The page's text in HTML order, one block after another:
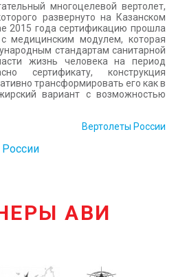
многоцелевой вертолет,
развернуто на Казанском
2015 года сертификацию прошла
медицинским модулем, которая
стандартам санитарной
жизнь человека на период
сертификату, конструкция
трансформировать его как в
вариант с возможностью
Вертолеты России
АВИ